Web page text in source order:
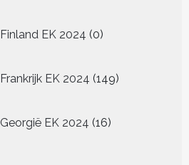
Finland EK 2024 0
producten
Frankrijk EK 2024 149149
Georgië EK 2024 16
producten